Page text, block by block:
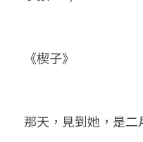
八字高階班
五行計算初階班
團隊訓練營
八字批命
科學八字推理3
輕鬆學會科學八字
上課預約
FB粉絲頁
搜索
《楔子》
那天，見到她，是二